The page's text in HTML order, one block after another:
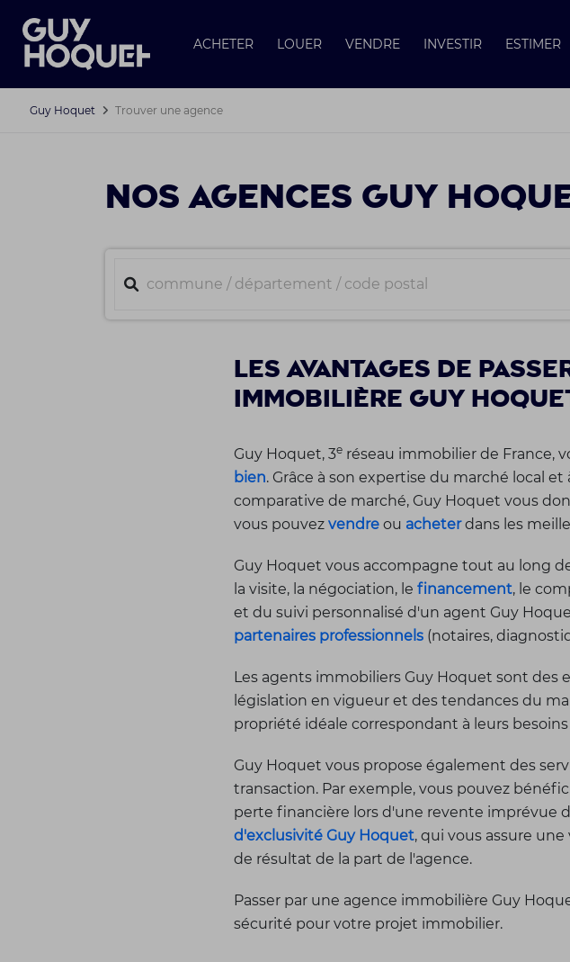
ACHETER LOUER VENDRE INVESTIR ESTIMER
Guy Hoquet Trouver une agence
NOS AGENCES GUY
Les avantages de
immobilière Guy
Guy Hoquet, 3eréseau immobilier de France,
bien. Grâce à son expertise du marché local
comparative de marché, Guy Hoquet vous
vous pouvez vendreou acheterdans les
Guy Hoquet vous accompagne tout au long
la visite, la négociation, le financement, le
et du suivi personnalisé d'un agent Guy
partenaires professionnels(notaires,
Les agents immobiliers Guy Hoquet sont des
législation en vigueur et des tendances du
propriété idéale correspondant à leurs
Guy Hoquet vous propose également des
transaction. Par exemple, vous pouvez
perte financière lors d'une revente imprévue
d'exclusivité Guy Hoquet, qui vous assure
de résultat de la part de l'agence.
Passer par une agence immobilière Guy
sécurité pour votre projet immobilier.